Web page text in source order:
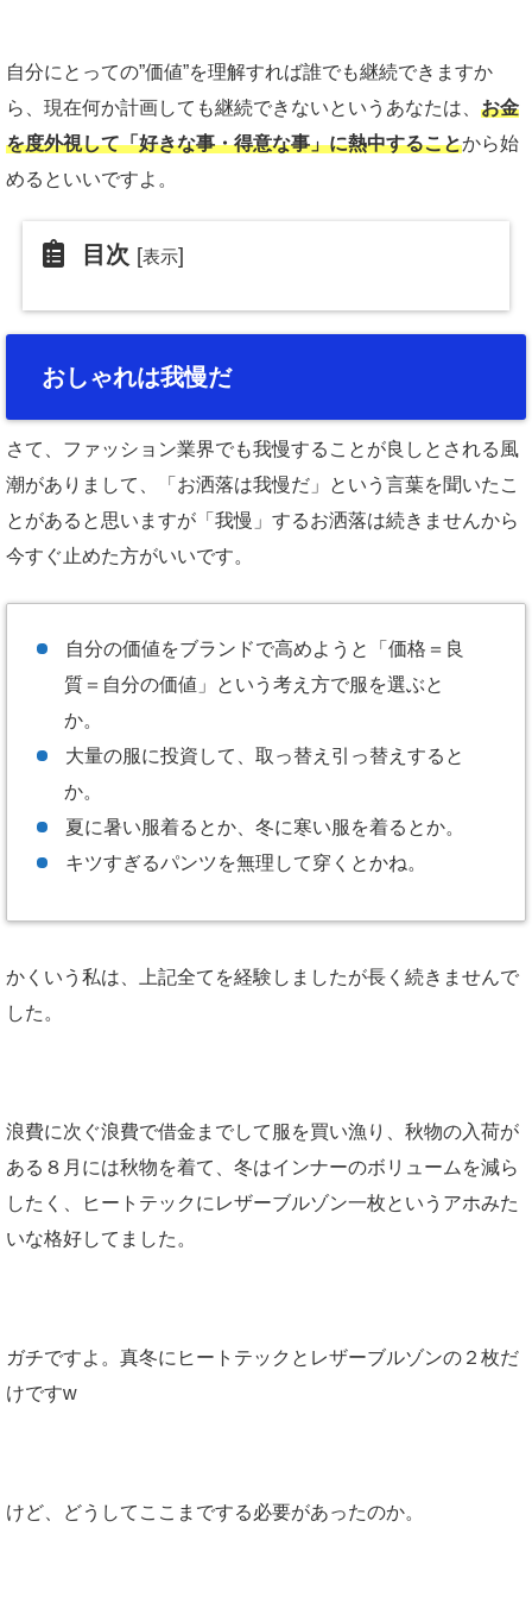
自分にとっての”価値”を理解すれば誰でも継続できますか
ら、現在何か計画しても継続できないというあなたは、 お金
を度外視して「好きな事・得意な事」に熱中することから始
めるといいですよ。
目次 [表示]
おしゃれは我慢だ
さて、ファッション業界でも我慢することが良しとされる風
潮がありまして、「お洒落は我慢だ」という言葉を聞いたこ
とがあると思いますが「我慢」するお洒落は続きませんから
今すぐ止めた方がいいです。
自分の価値をブランドで高めようと「価格＝良
質＝自分の価値」という考え方で服を選ぶと
か。
大量の服に投資して、取っ替え引っ替えすると
か。
夏に暑い服着るとか、冬に寒い服を着るとか。
キツすぎるパンツを無理して穿くとかね。
かくいう私は、上記全てを経験しましたが長く続きませんで
した。
浪費に次ぐ浪費で借金までして服を買い漁り、秋物の入荷が
ある８月には秋物を着て、冬はインナーのボリュームを減ら
したく、ヒートテックにレザーブルゾン一枚というアホみた
いな格好してました。
ガチですよ。真冬にヒートテックとレザーブルゾンの２枚だ
けですw
けど、どうしてここまでする必要があったのか。